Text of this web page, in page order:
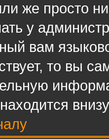
же просто
у
вам
то вы